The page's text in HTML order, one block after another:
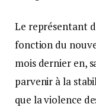
Le représentant
fonction du
mois dernier en,
parvenir à la
que la violence